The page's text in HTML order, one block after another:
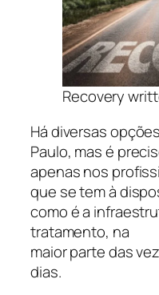
Recovery
Há diversas
Paulo, mas é
apenas nos
que se tem à
como é a
tratamento, na
maior parte das
dias.